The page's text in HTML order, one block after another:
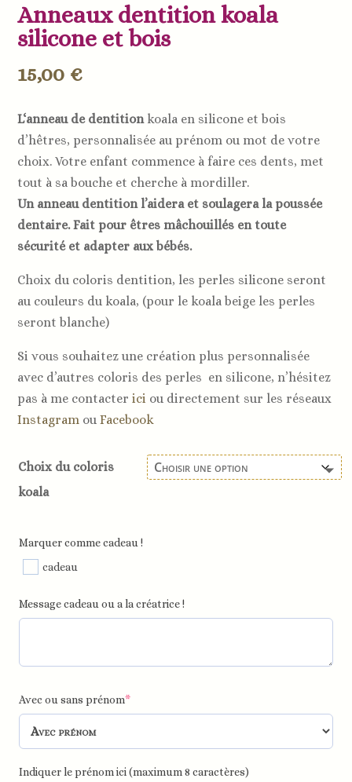
Anneaux dentition koala
silicone et bois
15,00 €
L‘anneau de dentition koala en silicone et bois
d’hêtres, personnalisée au prénom ou mot de votre
choix. Votre enfant commence à faire ces dents, met
tout à sa bouche et cherche à mordiller.
Un anneau dentition l’aidera et soulagera la poussée
dentaire. Fait pour êtres mâchouillés en toute
sécurité et adapter aux bébés.
Choix du coloris dentition, les perles silicone seront
au couleurs du koala, (pour le koala beige les perles
seront blanche)
Si vous souhaitez une création plus personnalisée
avec d’autres coloris des perles en silicone, n’hésitez
pas à me contacterici ou directement sur les réseaux
Instagram ouFacebook
Choix du coloris
koala
Marquer comme cadeau !
cadeau
Message cadeau ou a la créatrice !
Avec ou sans prénom*
Indiquer le prénom ici (maximum 8 caractères)